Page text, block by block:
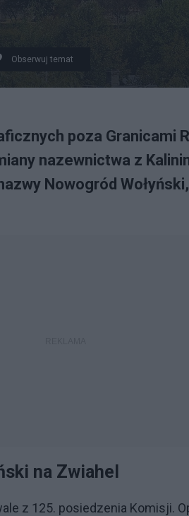
Obserwuj temat
poza Granicami
nazewnictwa z
Nowogród
na Zwiahel
z 125. posiedzenia Komisji.